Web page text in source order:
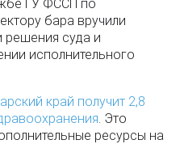
ГУ ФССП по
бара вручили
решения суда и
исполнительного
край получит 2,8
. Это
ресурсы на